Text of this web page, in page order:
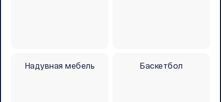
Надувная мебель Баскетбол